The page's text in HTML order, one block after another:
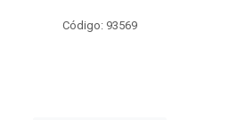
Código: 93569